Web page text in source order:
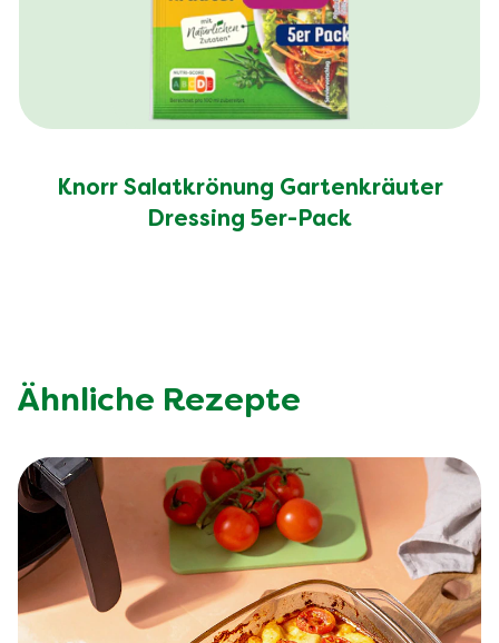
Knorr Salatkrönung Gartenkräuter
Dressing 5er-Pack
Ähnliche Rezepte